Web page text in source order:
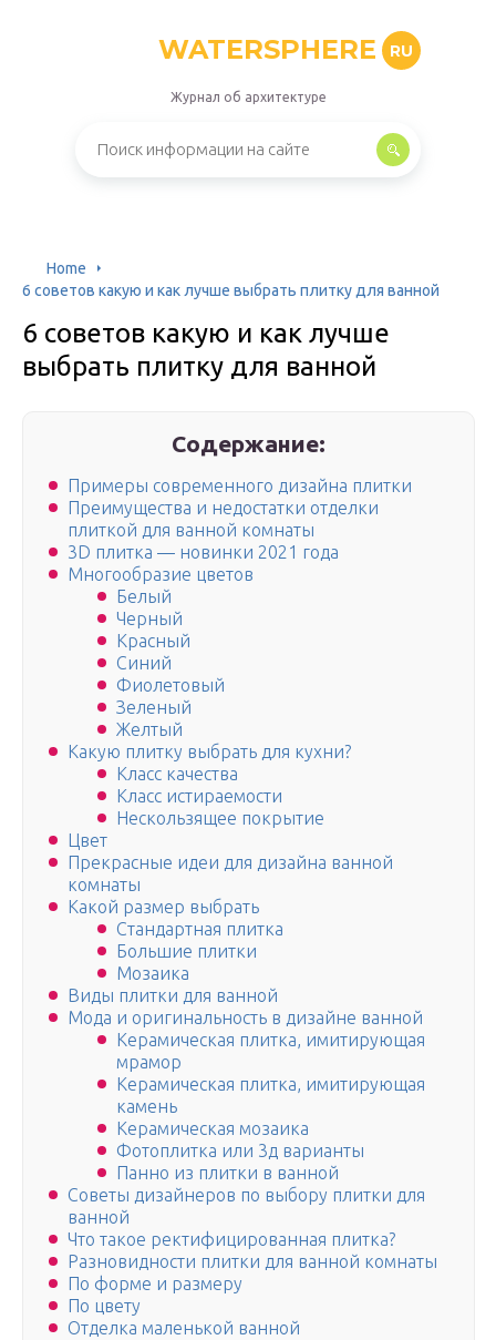
WATERSPHERE RU
Журнал об архитектуре
Home
6 советов какую и как лучше выбрать плитку для ванной
6 советов какую и как лучше
выбрать плитку для ванной
Содержание:
Примеры современного дизайна плитки
Преимущества и недостатки отделки
плиткой для ванной комнаты
3D плитка — новинки 2021 года
Многообразие цветов
Белый
Черный
Красный
Синий
Фиолетовый
Зеленый
Желтый
Какую плитку выбрать для кухни?
Класс качества
Класс истираемости
Нескользящее покрытие
Цвет
Прекрасные идеи для дизайна ванной
комнаты
Какой размер выбрать
Стандартная плитка
Большие плитки
Мозаика
Виды плитки для ванной
Мода и оригинальность в дизайне ванной
Керамическая плитка, имитирующая
мрамор
Керамическая плитка, имитирующая
камень
Керамическая мозаика
Фотоплитка или 3д варианты
Панно из плитки в ванной
Советы дизайнеров по выбору плитки для
ванной
Что такое ректифицированная плитка?
Разновидности плитки для ванной комнаты
По форме и размеру
По цвету
Отделка маленькой ванной